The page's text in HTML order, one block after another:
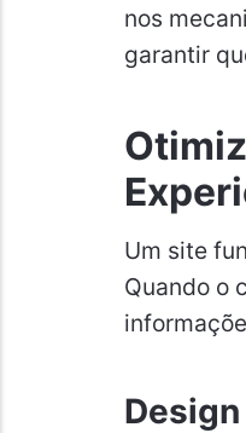
nos
garantir
Um site
Quando o